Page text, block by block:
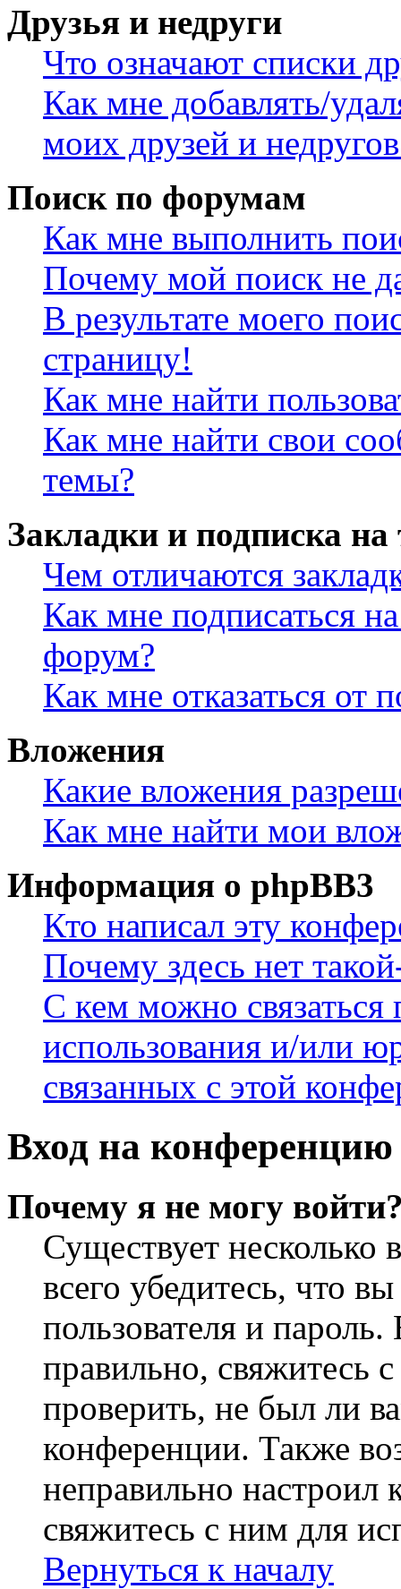
Друзья и недруги
Что означают списки
Как мне добавлять/
моих друзей и
Поиск по форумам
Как мне выполнить
Почему мой поиск не
В результате моего
страницу!
Как мне найти
Как мне найти свои
темы?
Закладки и подписка
Чем отличаются
Как мне подписаться
форум?
Как мне отказаться от
Вложения
Какие вложения
Как мне найти мои
Информация о phpBB3
Кто написал эту
Почему здесь нет
С кем можно связаться
использования и/или
связанных с этой
Вход на конференцию
Почему я не могу
Существует
всего убедитесь, что
пользователя и
правильно, свяжитесь
проверить, не был ли
конференции. Также
неправильно
свяжитесь с ним для
Вернуться к началу